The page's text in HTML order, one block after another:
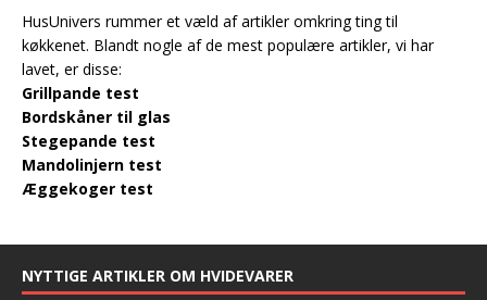
HusUnivers rummer et væld af artikler omkring ting til
køkkenet. Blandt nogle af de mest populære artikler, vi har
lavet, er disse:
Grillpande test
Bordskåner til glas
Stegepande test
Mandolinjern test
Æggekoger test
NYTTIGE ARTIKLER OM HVIDEVARER